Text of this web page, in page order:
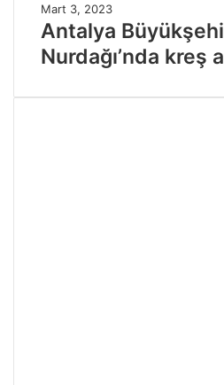
Mart 3, 2023
Antalya
Nurdağı’nda kreş